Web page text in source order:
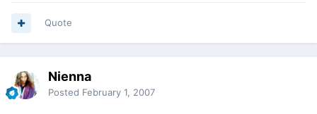
Quote
Nienna
Posted February 1, 2007